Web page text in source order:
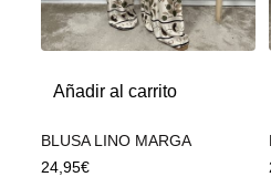
Añadir al carrito
BLUSA LINO MARGA
24,95€